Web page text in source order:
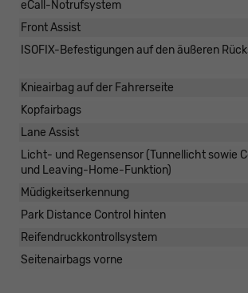
eCall-Notrufsystem
Front Assist
ISOFIX-Befestigungen auf den äußeren
Knieairbag auf der Fahrerseite
Kopfairbags
Lane Assist
Licht- und Regensensor (Tunnellicht sowie
und Leaving-Home-Funktion)
Müdigkeitserkennung
Park Distance Control hinten
Reifendruckkontrollsystem
Seitenairbags vorne